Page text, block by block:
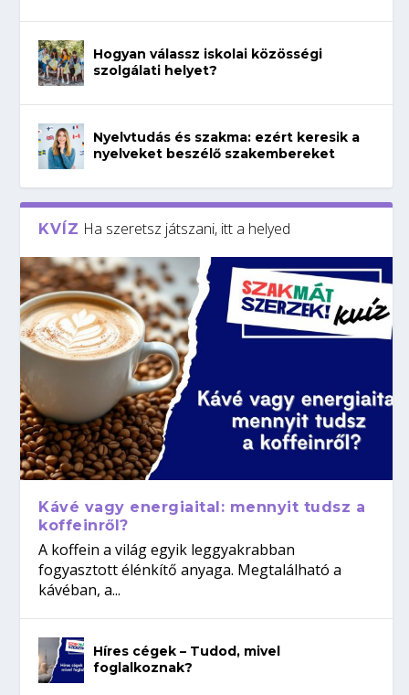
Hogyan válassz iskolai közösségi
szolgálati helyet?
Nyelvtudás és szakma: ezért keresik a
nyelveket beszélő szakembereket
KVÍZ Ha szeretsz játszani, itt a helyed
Kávé vagy energiaital: mennyit tudsz a
koffeinről?
A koffein a világ egyik leggyakrabban
fogyasztott élénkítő anyaga. Megtalálható a
kávéban, a...
Híres cégek – Tudod, mivel
foglalkoznak?